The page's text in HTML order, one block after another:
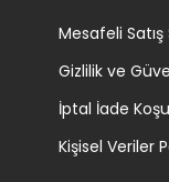
Mesafeli
Gizlilik ve
İptal İade
Kişisel Veriler